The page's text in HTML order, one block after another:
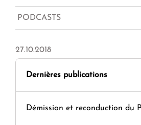
PODCASTS
27.10.2018
Dernières publications
Démission et reconduction du